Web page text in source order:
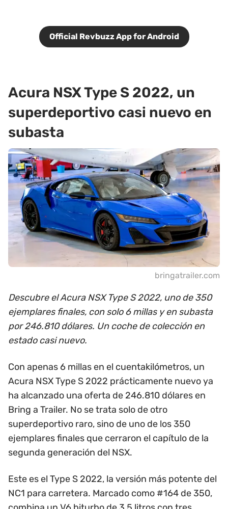
Official Revbuzz App for Android
Acura NSX Type S 2022, un
superdeportivo casi nuevo en
subasta
bringatrailer.com
Descubre el Acura NSX Type S 2022, uno de 350
ejemplares finales, con solo 6 millas y en subasta
por 246.810 dólares. Un coche de colección en
estado casi nuevo.
Con apenas 6 millas en el cuentakilómetros, un
Acura NSX Type S 2022 prácticamente nuevo ya
ha alcanzado una oferta de 246.810 dólares en
Bring a Trailer. No se trata solo de otro
superdeportivo raro, sino de uno de los 350
ejemplares finales que cerraron el capítulo de la
segunda generación del NSX.
Este es el Type S 2022, la versión más potente del
NC1 para carretera. Marcado como #164 de 350,